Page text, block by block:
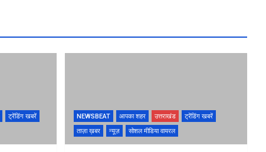
ट्रेंडिंग खबरें
NEWSBEAT आपका शहर उत्तराखंड
ट्रेंडिंग खबरें
ताज़ा ख़बर
न्यूज़ सोशल मीडिया वायरल